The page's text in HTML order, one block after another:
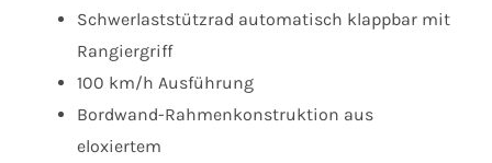
Schwerlaststützrad automatisch klappbar mit
Rangiergriff
100 km/h Ausführung
Bordwand-Rahmenkonstruktion aus
eloxiertem